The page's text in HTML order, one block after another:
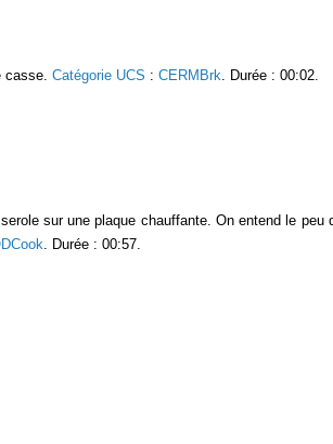
Catégorie UCS : CERMBrk . Durée : 00:02.
sur une plaque chauffante. On entend le
. Durée : 00:57.